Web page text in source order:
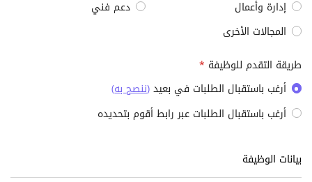
إدارة وأعمال
دعم فني
المجالات الأخرى
طريقة التقدم للوظيفة *
أرغب باستقبال الطلبات في بعيد(ننصح به)
أرغب باستقبال الطلبات عبر رابط أقوم بتحديده
بيانات الوظيفة